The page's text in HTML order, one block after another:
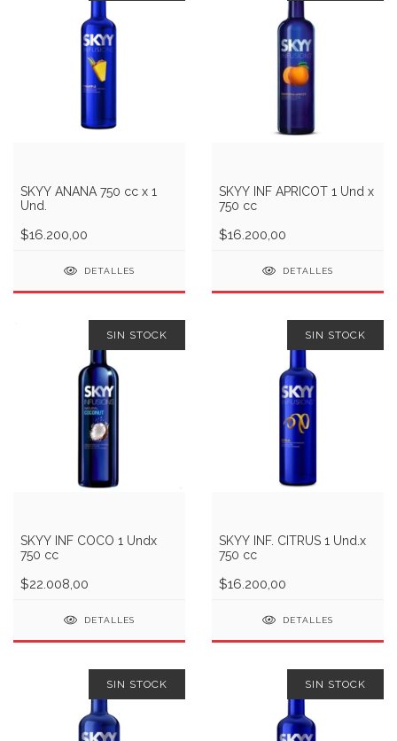
SKYY ANANA 750 cc x 1
Und.
$16.200,00
DETALLES
SKYY INF APRICOT 1 Und x
750 cc
$16.200,00
DETALLES
SIN STOCK
SKYY INF COCO 1 Undx
750 cc
$22.008,00
DETALLES
SIN STOCK
SKYY INF. CITRUS 1 Und.x
750 cc
$16.200,00
DETALLES
SIN STOCK SIN STOCK